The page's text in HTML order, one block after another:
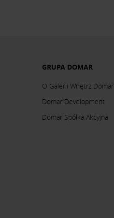
GRUPA DOMAR
O Galerii Wnętrz Domar
Domar Development
Domar Spółka Akcyjna